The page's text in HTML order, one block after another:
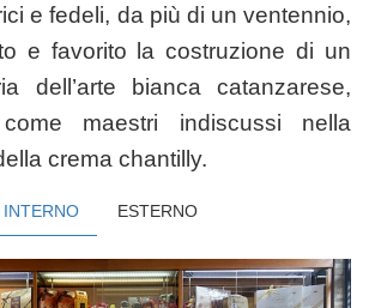
e fedeli, da più di un ventennio,
e favorito la costruzione di un
dell’arte bianca catanzarese,
maestri indiscussi nella
crema chantilly.
INTERNO ESTERNO